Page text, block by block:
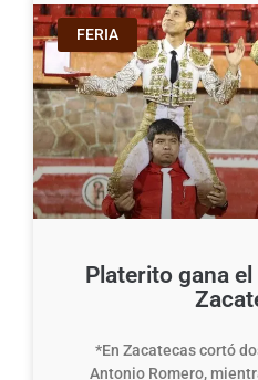
FERIA
Platerito gana
*En Zacatecas cortó
Antonio Romero,